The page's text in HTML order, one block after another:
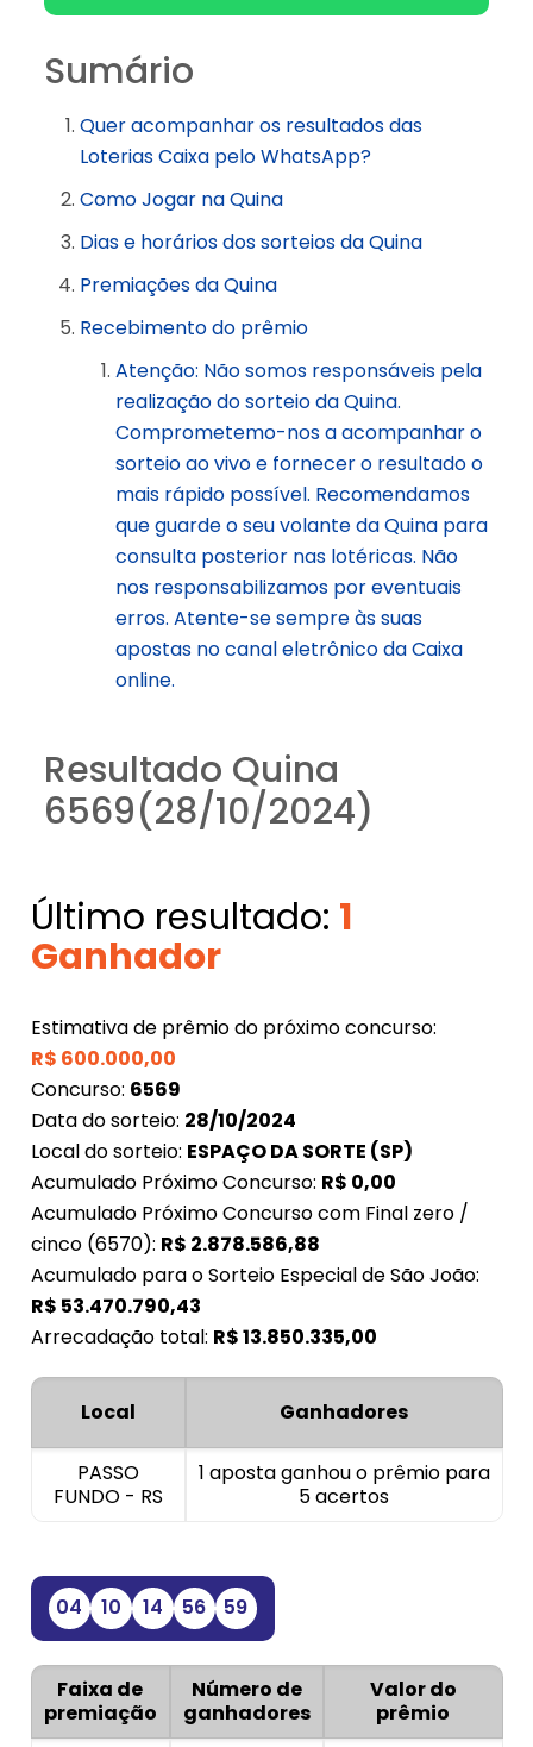
Sumário
Quer acompanhar os resultados das
Loterias Caixa pelo WhatsApp?
Como Jogar na Quina
Dias e horários dos sorteios da Quina
Premiações da Quina
Recebimento do prêmio
Atenção: Não somos responsáveis pela
realização do sorteio da Quina.
Comprometemo-nos a acompanhar o
sorteio ao vivo e fornecer o resultado o
mais rápido possível. Recomendamos
que guarde o seu volante da Quina para
consulta posterior nas lotéricas. Não
nos responsabilizamos por eventuais
erros. Atente-se sempre às suas
apostas no canal eletrônico da Caixa
online.
Resultado Quina
6569(28/10/2024)
Último resultado: 1
Ganhador
Estimativa de prêmio do próximo concurso:
R$ 600.000,00
Concurso: 6569
Data do sorteio: 28/10/2024
Local do sorteio: ESPAÇO DA SORTE (SP)
Acumulado Próximo Concurso: R$ 0,00
Acumulado Próximo Concurso com Final zero /
cinco (6570): R$ 2.878.586,88
Acumulado para o Sorteio Especial de São João:
R$ 53.470.790,43
Arrecadação total: R$13.850.335,00
Local Ganhadores
PASSO
FUNDO - RS
1 aposta ganhou o prêmio para
5 acertos
04 10 14 56 59
Faixa de
premiação
Número de
ganhadores
Valor do
prêmio